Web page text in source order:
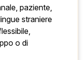
straniere
o di